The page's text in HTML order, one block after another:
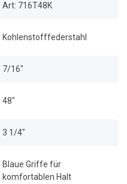
Art: 716T48K
Kohlenstofffederstahl
7/16"
48"
3 1/4"
Blaue Griffe für
komfortablen Halt